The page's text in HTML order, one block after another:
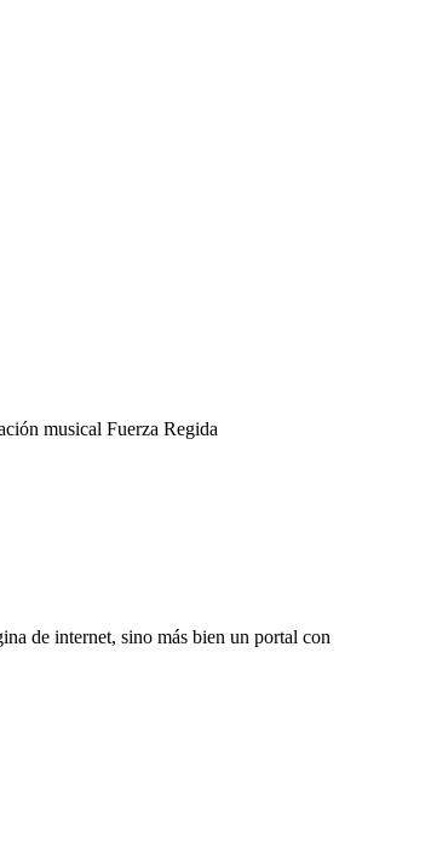
musical Fuerza Regida
de internet, sino más bien un portal con